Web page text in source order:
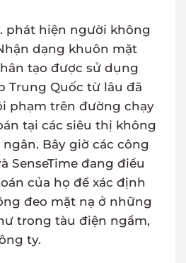
phát hiện người không
dạng khuôn mặt
tạo được sử dụng
Trung Quốc từ lâu đã
phạm trên đường chạy
tại các siêu thị không
Bây giờ các công
SenseTime đang điều
của họ để xác định
đeo mặt nạ ở những
trong tàu điện ngầm,
ty.